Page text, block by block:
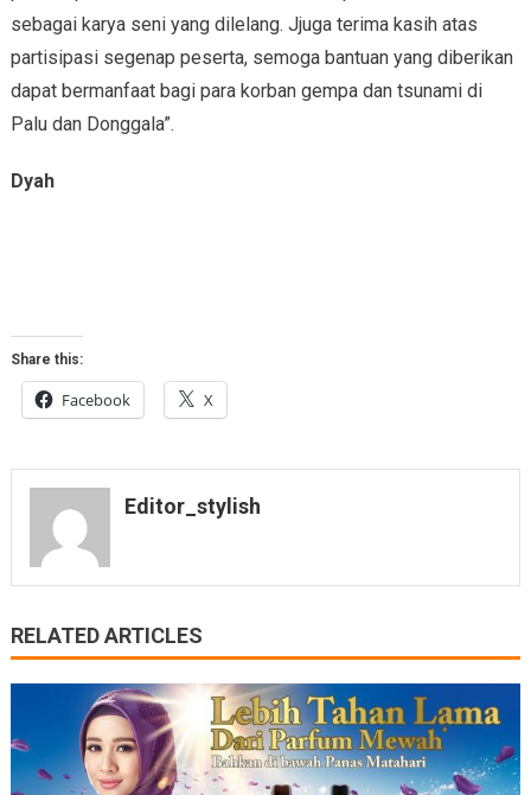
sebagai karya seni yang dilelang. Jjuga terima kasih atas
partisipasi segenap peserta, semoga bantuan yang diberikan
dapat bermanfaat bagi para korban gempa dan tsunami di
Palu dan Donggala”.
Dyah
Share this:
Facebook X
Editor_stylish
RELATED ARTICLES